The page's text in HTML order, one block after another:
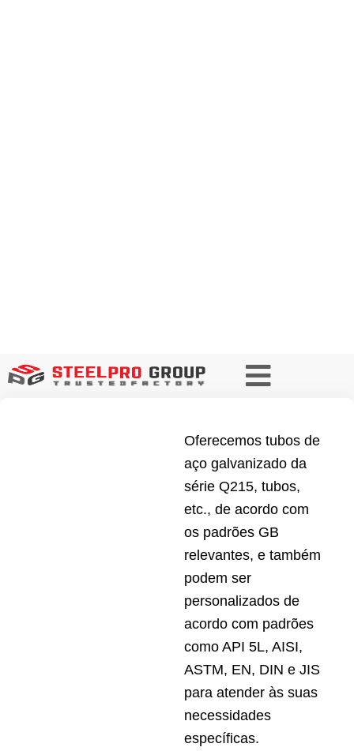
Oferecemos tubos de
aço galvanizado da
série Q215, tubos,
etc., de acordo com
os padrões GB
relevantes, e também
podem ser
personalizados de
acordo com padrões
como API 5L, AISI,
ASTM, EN, DIN e JIS
para atender às suas
necessidades
específicas.